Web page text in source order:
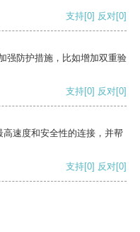
支持[0] 反对[0]
强防护措施，比如增加双重验
支持[0] 反对[0]
速度和安全性的连接，并帮
支持[0] 反对[0]